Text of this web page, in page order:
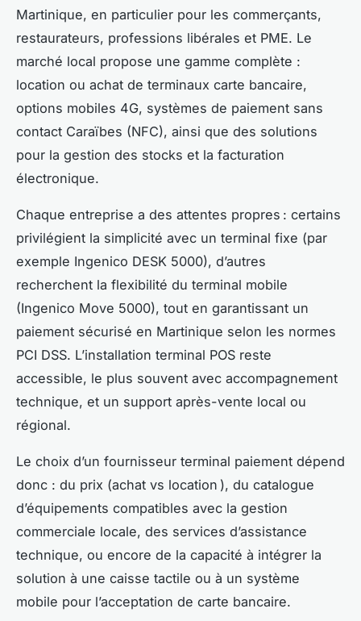
Martinique, en particulier pour les commerçants,
restaurateurs, professions libérales et PME. Le
marché local propose une gamme complète :
location ou achat de terminaux carte bancaire,
options mobiles 4G, systèmes de paiement sans
contact Caraïbes (NFC), ainsi que des solutions
pour la gestion des stocks et la facturation
électronique.
Chaque entreprise a des attentes propres : certains
privilégient la simplicité avec un terminal fixe (par
exemple Ingenico DESK 5000), d’autres
recherchent la flexibilité du terminal mobile
(Ingenico Move 5000), tout en garantissant un
paiement sécurisé en Martinique selon les normes
PCI DSS. L’installation terminal POS reste
accessible, le plus souvent avec accompagnement
technique, et un support après-vente local ou
régional.
Le choix d’un fournisseur terminal paiement dépend
donc : du prix (achat vs location ), du catalogue
d’équipements compatibles avec la gestion
commerciale locale, des services d’assistance
technique, ou encore de la capacité à intégrer la
solution à une caisse tactile ou à un système
mobile pour l’acceptation de carte bancaire.